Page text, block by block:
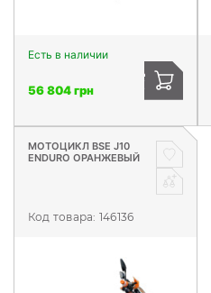
Есть в наличии
56 804 грн
МОТОЦИКЛ BSE J10
ENDURO ОРАНЖЕВЫЙ
Код товара: 146136